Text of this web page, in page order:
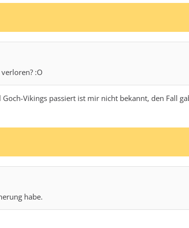
:O
Vikings passiert ist mir nicht bekannt, den Fall
habe.